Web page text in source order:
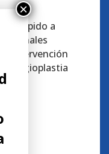
rápido a
intervención
angioplastia
×